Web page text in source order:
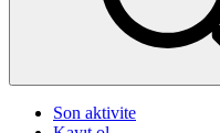
Son aktivite